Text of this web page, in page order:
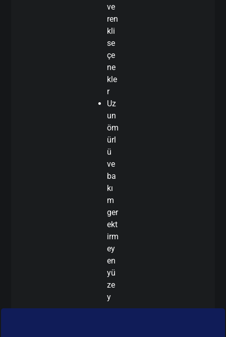
ve
ren
kli
se
çe
ne
kle
r
Uz
un
öm
ürl
ü
ve
ba
kı
m
ger
ekt
irm
ey
en
yü
ze
y